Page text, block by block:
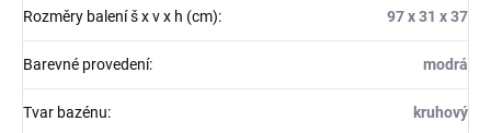
Rozměry balení š x v x h (cm): 97 x 31 x 37
Barevné provedení: modrá
Tvar bazénu: kruhový